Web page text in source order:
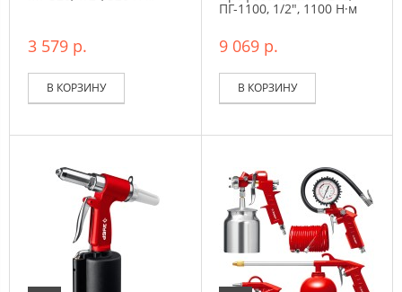
3 579 р.
В КОРЗИНУ
ПГ-1100, 1/2″, 1100 Н·м
9 069 р.
В КОРЗИНУ